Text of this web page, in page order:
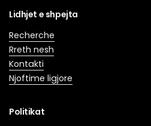
Lidhjet e shpejta
Recherche
Rreth nesh
Kontakti
Njoftime ligjore
Politikat